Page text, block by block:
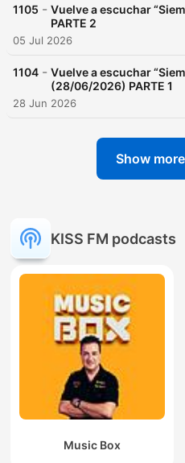
1105 - Vuelve a escuchar
PARTE 2
05 Jul 2026
1104 - Vuelve a escuchar
(28/06/2026) PARTE 1
28 Jun 2026
Show
KISS FM podcasts
Music Box